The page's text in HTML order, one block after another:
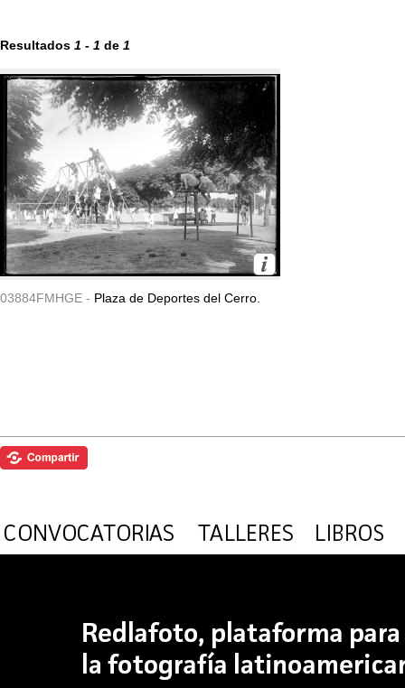
Resultados 1 - 1 de 1
03884FMHGE - Plaza de Deportes del Cerro.